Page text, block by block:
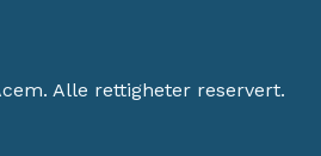
Alle rettigheter reservert.